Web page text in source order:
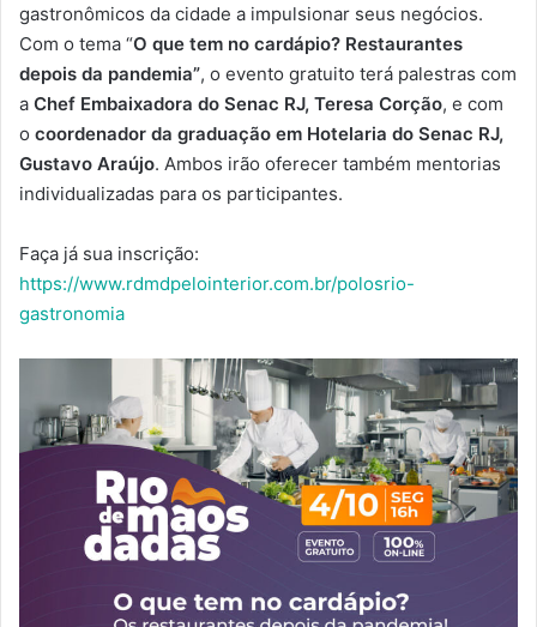
gastronômicos da cidade a impulsionar seus negócios.
Com o tema “O que tem no cardápio? Restaurantes
depois da pandemia”, o evento gratuito terá palestras com
a Chef Embaixadora do Senac RJ, Teresa Corção, e com
o coordenador da graduação em Hotelaria do Senac RJ,
Gustavo Araújo. Ambos irão oferecer também mentorias
individualizadas para os participantes.
Faça já sua inscrição:
https://www.rdmdpelointerior.com.br/polosrio-
gastronomia